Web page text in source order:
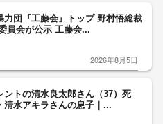
力団『工藤会』トップ 野村悟総裁
員会が公示 工藤会...
2026年8月5日
ントの清水良太郎さん（37）死
水アキラさんの息子｜...